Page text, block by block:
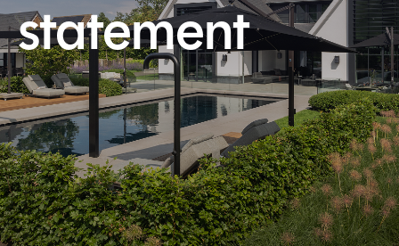
statement